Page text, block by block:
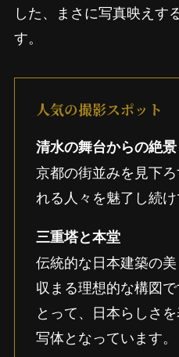
した、まさに写真映えす
す。
人気の撮影スポット
清水の舞台からの絶景
京都の街並みを見下
れる人々を魅了し続け
三重塔と本堂
伝統的な日本建築の
収まる理想的な構図
とって、日本らしさ
写体となっています。